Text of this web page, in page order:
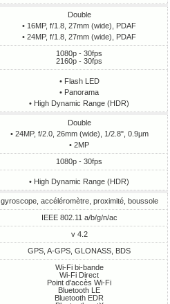
Double
• 16MP, f/1.8, 27mm (wide), PDAF
• 24MP, f/1.8, 27mm (wide), PDAF
1080p - 30fps
2160p - 30fps
• Flash LED
• Panorama
• High Dynamic Range (HDR)
Double
• 24MP, f/2.0, 26mm (wide), 1/2.8", 0.9µm
• 2MP
1080p - 30fps
• High Dynamic Range (HDR)
gyroscope, accéléromètre, proximité, boussole
IEEE 802.11 a/b/g/n/ac
v 4.2
GPS, A-GPS, GLONASS, BDS
Wi-Fi bi-bande
Wi-Fi Direct
Point d'accès Wi-Fi
Bluetooth LE
Bluetooth EDR